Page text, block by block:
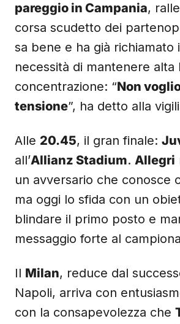
pareggio in Campania,
corsa scudetto dei
sa bene e ha già richiamato
necessità di mantenere alta
concentrazione: “Non
tensione”, ha detto alla
Alle 20.45, il gran finale:
all’Allianz Stadium. Allegri
un avversario che conosce
ma oggi lo sfida con un
blindare il primo posto e
messaggio forte al
Il Milan, reduce dal
Napoli, arriva con
con la consapevolezza che